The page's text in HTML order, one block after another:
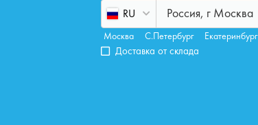
RU Россия, г Москва
Москва С.Петербург Екатеринбург
Доставка от склада